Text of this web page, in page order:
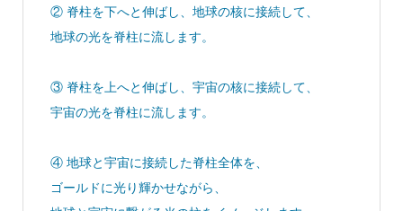
② 脊柱を下へと伸ばし、地球の核に接続して、
地球の光を脊柱に流します。
③ 脊柱を上へと伸ばし、宇宙の核に接続して、
宇宙の光を脊柱に流します。
④ 地球と宇宙に接続した脊柱全体を、
ゴールドに光り輝かせながら、